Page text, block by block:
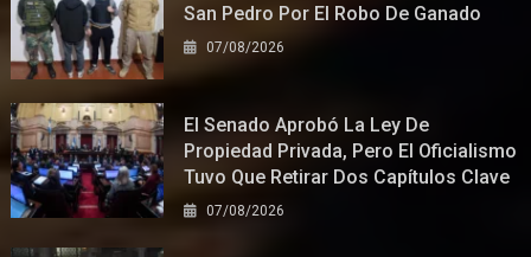
San Pedro Por El Robo De Ganado
07/08/2026
El Senado Aprobó La Ley De
Propiedad Privada, Pero El Oficialismo
Tuvo Que Retirar Dos Capítulos Clave
07/08/2026